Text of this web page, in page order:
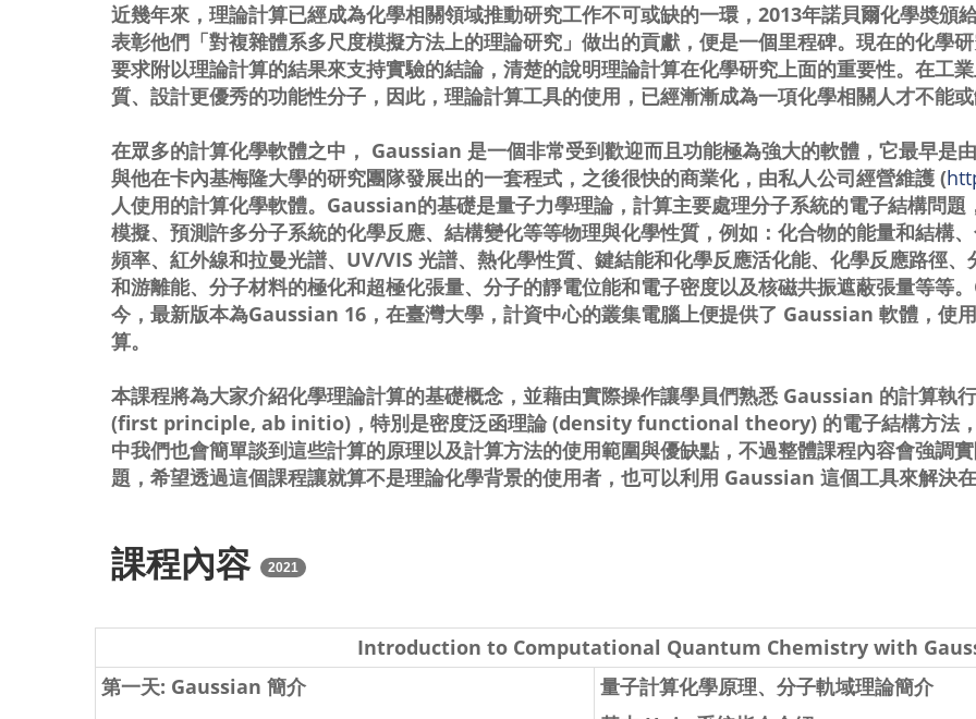
近幾年來，理論計算已經成為化學相關領域推動研究工作不可或缺的一環，2013年諾貝爾化學奬頒
表彰他們「對複雜體系多尺度模擬方法上的理論研究」做出的貢獻，便是一個里程碑。現在的化學
要求附以理論計算的結果來支持實驗的結論，清楚的說明理論計算在化學研究上面的重要性。在工
質、設計更優秀的功能性分子，因此，理論計算工具的使用，已經漸漸成為一項化學相關人才不能或
在眾多的計算化學軟體之中， Gaussian 是一個非常受到歡迎而且功能極為強大的軟體，它最早是
與他在卡內基梅隆大學的研究團隊發展出的一套程式，之後很快的商業化，由私人公司經營維護 (
人使用的計算化學軟體。Gaussian的基礎是量子力學理論，計算主要處理分子系統的電子結構問
模擬、預測許多分子系統的化學反應、結構變化等等物理與化學性質，例如：化合物的能量和結構
頻率、紅外線和拉曼光譜、UV/VIS 光譜、熱化學性質、鍵結能和化學反應活化能、化學反應路徑
和游離能、分子材料的極化和超極化張量、分子的靜電位能和電子密度以及核磁共振遮蔽張量等等
今，最新版本為Gaussian 16，在臺灣大學，計資中心的叢集電腦上便提供了 Gaussian 軟體，使
算。
本課程將為大家介紹化學理論計算的基礎概念，並藉由實際操作讓學員們熟悉 Gaussian 的計算執
(first principle, ab initio)，特別是密度泛函理論 (density functional theory) 的電子結構方法，
中我們也會簡單談到這些計算的原理以及計算方法的使用範圍與優缺點，不過整體課程內容會強調
題，希望透過這個課程讓就算不是理論化學背景的使用者，也可以利用 Gaussian 這個工具來解決在
課程內容 2021
Introduction to Computational Quantum Chemistry with
第一天: Gaussian 簡介
量子計算化學原理、分子軌域理論簡介